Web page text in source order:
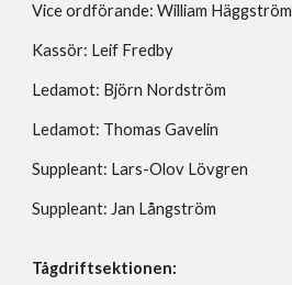
Vice ordförande: William Häggström
Kassör: Leif Fredby
Ledamot: Björn Nordström
Ledamot: Thomas Gavelin
Suppleant: Lars-Olov Lövgren
Suppleant: Jan Långström
Tågdriftsektionen: